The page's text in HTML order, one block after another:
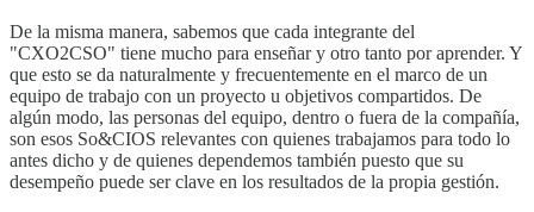
De la misma manera, sabemos que cada integrante del
"CXO2CSO" tiene mucho para enseñar y otro tanto por aprender. Y
que esto se da naturalmente y frecuentemente en el marco de un
equipo de trabajo con un proyecto u objetivos compartidos. De
algún modo, las personas del equipo, dentro o fuera de la compañía,
son esos So&CIOS relevantes con quienes trabajamos para todo lo
antes dicho y de quienes dependemos también puesto que su
desempeño puede ser clave en los resultados de la propia gestión.